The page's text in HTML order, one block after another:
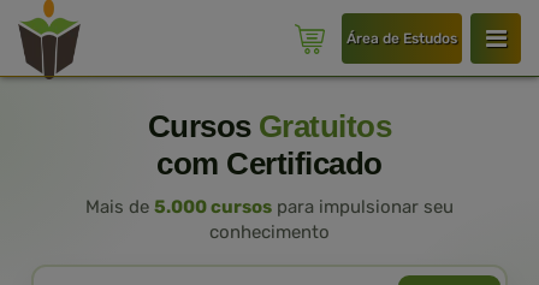
Área de Estudos
Cursos Gratuitos
com Certificado
Mais de 5.000 cursos para impulsionar seu
conhecimento